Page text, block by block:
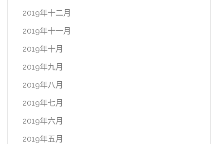
2019年十二月
2019年十一月
2019年十月
2019年九月
2019年八月
2019年七月
2019年六月
2019年五月